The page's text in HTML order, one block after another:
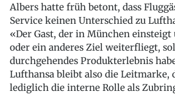
Albers hatte früh betont, dass
Service keinen Unterschied zu
«Der Gast, der in München
oder ein anderes Ziel weiterfliegt,
durchgehendes Produkterlebnis
Lufthansa bleibt also die Leitmarke,
lediglich die interne Rolle als